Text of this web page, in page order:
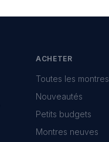
ACHETER
Toutes les montres
Nouveautés
Petits budgets
Montres neuves